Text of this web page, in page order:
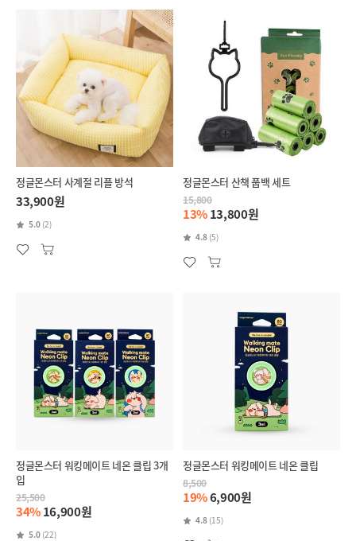
정글몬스터 사계절 리플 방석
33,900원
5.0 (2)
정글몬스터 산책 풉백 세트
15,800
13%13,800원
4.8 (5)
정글몬스터 워킹메이트 네온 클립 3개
입
25,500
34%16,900원
5.0 (22)
정글몬스터 워킹메이트 네온 클립
8,500
19%6,900원
4.8 (15)